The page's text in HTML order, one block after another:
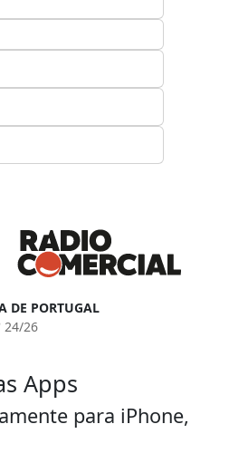
DE PORTUGAL
24/26
Apps
para iPhone,